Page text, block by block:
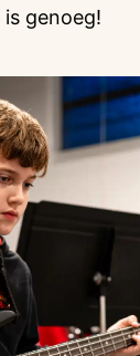
genoeg!